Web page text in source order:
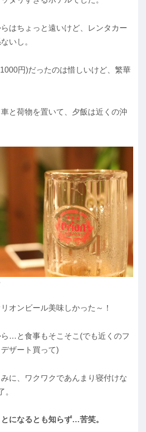
はちょっと遠いけど、レンタカー
いし。
円)だったのは惜しいけど、繁華
と荷物を置いて、夕飯は近くの沖
オンビール美味しかった～！
…と食事もそこそこ(でも近くのフ
ザート買って)
に、ワクワクであんまり寝付けな
。
になるとも知らず…苦笑。